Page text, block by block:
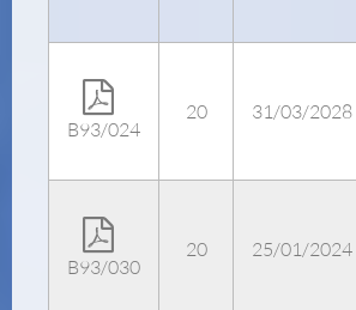
B93/024
20 31/03/2028
B93/030
20 25/01/2024